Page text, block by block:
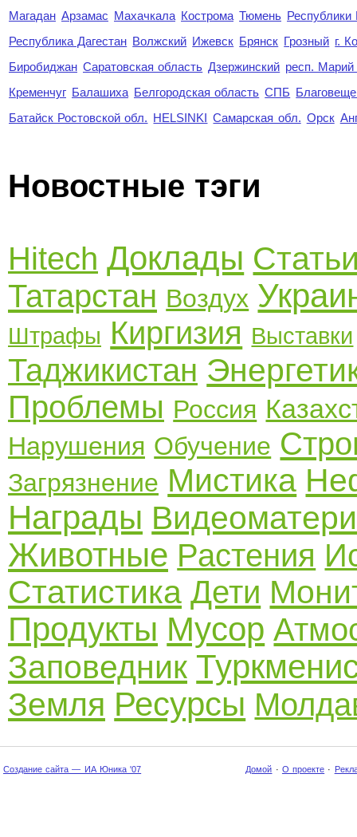
Магадан Арзамас Махачкала Кострома Тюмень Республики
Республика Дагестан Волжский Ижевск Брянск Грозный г.
Биробиджан Саратовская область Дзержинский респ.
Кременчуг Балашиха Белгородская область СПБ
Батайск Ростовской обл. HELSINKI Самарская обл. Орск
Новостные тэги
Hitech Доклады
Татарстан Воздух
Штрафы Киргизия Выставки
Таджикистан
Проблемы Россия
Нарушения Обучение
Загрязнение Мистика
Награды
Животные Растения
Статистика Дети
Продукты Мусор
Заповедник
Земля Ресурсы
Создание сайта — ИА Юника '07 Домой · О проекте ·